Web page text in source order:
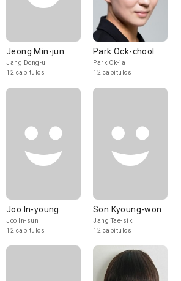
Jeong Min-jun
Jang Dong-u
12 capítulos
Park Ock-chool
Park Ok-ja
12 capítulos
Joo In-young
Joo In-sun
12 capítulos
Son Kyoung-won
Jang Tae-sik
12 capítulos